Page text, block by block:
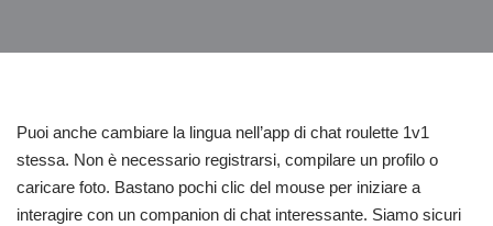
Puoi anche cambiare la lingua nell’app di chat roulette 1v1
stessa. Non è necessario registrarsi, compilare un profilo o
caricare foto. Bastano pochi clic del mouse per iniziare a
interagire con un companion di chat interessante. Siamo sicuri